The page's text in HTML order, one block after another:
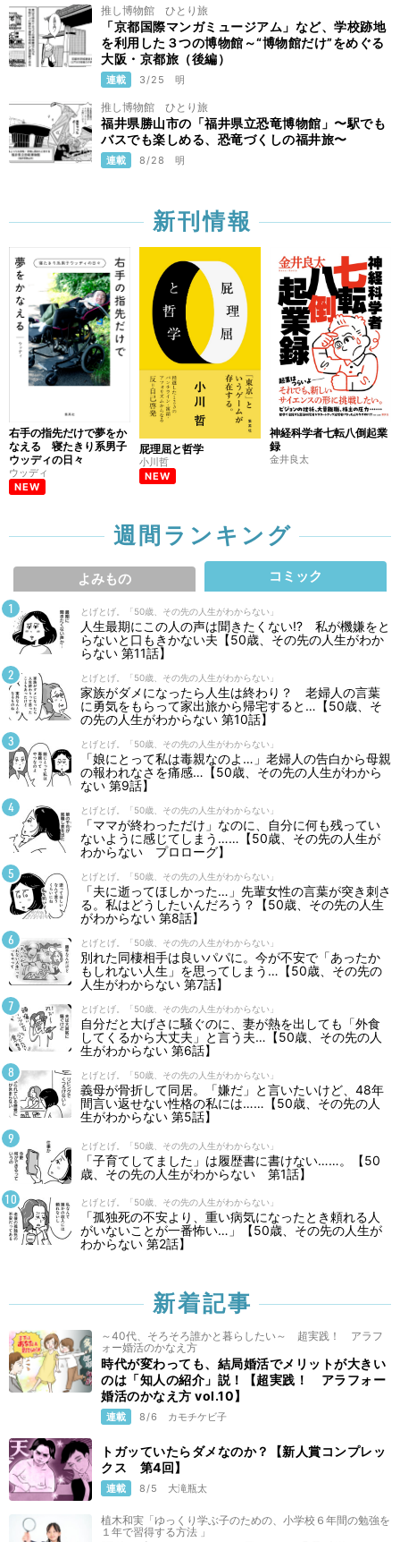
推し博物館 ひとり旅
「京都国際マンガミュージアム」など、学校跡地
を利用した３つの博物館～“博物館だけ”をめぐる
大阪・京都旅（後編）
連載 3/25 明
推し博物館 ひとり旅
福井県勝山市の「福井県立恐竜博物館」〜駅でも
バスでも楽しめる、恐竜づくしの福井旅〜
連載 8/28 明
新刊情報
右手の指先だけで夢をか
なえる 寝たきり系男子
ウッディの日々
ウッディ
NEW
屁理屈と哲学
小川哲
NEW
神経科学者七転八倒起業
録
金井良太
週間ランキング
よみもの コミック
とげとげ。「50歳、その先の人生がわからない」
人生最期にこの人の声は聞きたくない⁉ 私が機嫌をと
らないと口もきかない夫【50歳、その先の人生がわか
らない 第11話】
とげとげ。「50歳、その先の人生がわからない」
家族がダメになったら人生は終わり？ 老婦人の言葉
に勇気をもらって家出旅から帰宅すると…【50歳、そ
の先の人生がわからない 第10話】
とげとげ。「50歳、その先の人生がわからない」
「娘にとって私は毒親なのよ…」老婦人の告白から母親
の報われなさを痛感…【50歳、その先の人生がわから
ない 第9話】
とげとげ。「50歳、その先の人生がわからない」
「ママが終わっただけ」なのに、自分に何も残ってい
ないように感じてしまう……【50歳、その先の人生が
わからない プロローグ】
とげとげ。「50歳、その先の人生がわからない」
「夫に逝ってほしかった…」先輩女性の言葉が突き刺さ
る。私はどうしたいんだろう？【50歳、その先の人生
がわからない 第8話】
とげとげ。「50歳、その先の人生がわからない」
別れた同棲相手は良いパパに。今が不安で「あったか
もしれない人生」を思ってしまう…【50歳、その先の
人生がわからない 第7話】
とげとげ。「50歳、その先の人生がわからない」
自分だと大げさに騒ぐのに、妻が熱を出しても「外食
してくるから大丈夫」と言う夫…【50歳、その先の人
生がわからない 第6話】
とげとげ。「50歳、その先の人生がわからない」
義母が骨折して同居。「嫌だ」と言いたいけど、48年
間言い返せない性格の私には……【50歳、その先の人
生がわからない 第5話】
とげとげ。「50歳、その先の人生がわからない」
「子育てしてました」は履歴書に書けない……。【50
歳、その先の人生がわからない 第1話】
とげとげ。「50歳、その先の人生がわからない」
「孤独死の不安より、重い病気になったとき頼れる人
がいないことが一番怖い…」【50歳、その先の人生が
わからない 第2話】
新着記事
～40代、そろそろ誰かと暮らしたい～ 超実践！ アラフ
ォー婚活のかなえ方
時代が変わっても、結局婚活でメリットが大きい
のは「知人の紹介」説！【超実践！ アラフォー
婚活のかなえ方 vol.10】
連載 8/6 カモチケビ子
トガッていたらダメなのか？【新人賞コンプレッ
クス 第4回】
連載 8/5 大滝瓶太
植木和実「ゆっくり学ぶ子のための、小学校６年間の勉強を
１年で習得する方法 」